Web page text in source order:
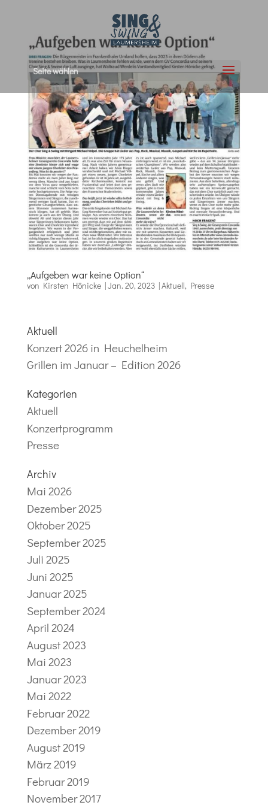
Seite wählen
„Aufgeben war keine Option“
von Kirsten Hönicke|Jan. 20, 2023|Aktuell, Presse
Aktuell
Konzert 2026 in Heuchelheim
Grillen im Januar – Edition 2026
Kategorien
Aktuell
Konzertprogramm
Presse
Archiv
Mai 2026
Dezember 2025
Oktober 2025
September 2025
Juli 2025
Juni 2025
Januar 2025
September 2024
April 2024
August 2023
Mai 2023
Januar 2023
Mai 2022
Februar 2022
Dezember 2019
August 2019
März 2019
Februar 2019
November 2017